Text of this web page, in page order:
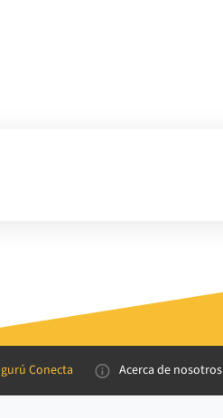
gurú Conecta Acerca de nosotros